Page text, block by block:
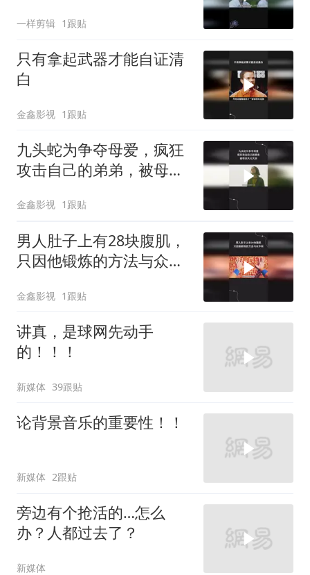
一样剪辑 1跟贴
只有拿起武器才能自证清
白
金鑫影视 1跟贴
九头蛇为争夺母爱，疯狂
攻击自己的弟弟，被母亲
金鑫影视 1跟贴
男人肚子上有28块腹肌，
只因他锻炼的方法与众不
金鑫影视 1跟贴
讲真，是球网先动手
的！！！
新媒体 39跟贴
论背景音乐的重要性！！
新媒体 2跟贴
旁边有个抢活的…怎么
办？人都过去了？
新媒体